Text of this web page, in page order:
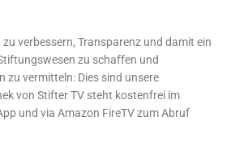
verbessern, Transparenz und damit ein
zu schaffen und
zu vermitteln: Dies sind unsere
von Stifter TV steht kostenfrei im
und via Amazon FireTV zum Abruf